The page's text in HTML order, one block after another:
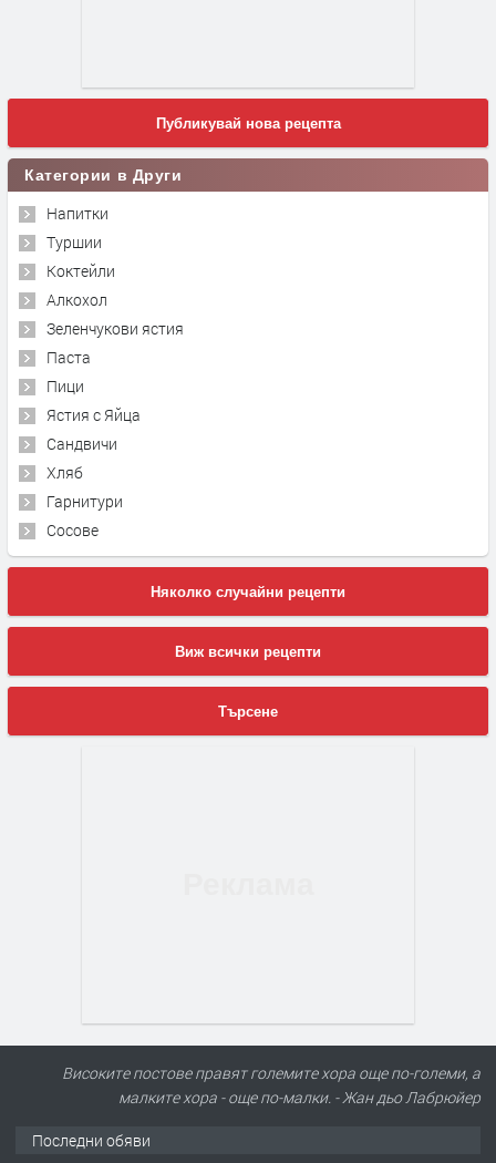
Публикувай нова рецепта
Категории в Други
Напитки
Туршии
Коктейли
Алкохол
Зеленчукови ястия
Паста
Пици
Ястия с Яйца
Сандвичи
Хляб
Гарнитури
Сосове
Няколко случайни рецепти
Виж всички рецепти
Търсене
Високите постове правят големите хора още по-големи, а
малките хора - още по-малки. - Жан дьо Лабрюйер
Последни обяви